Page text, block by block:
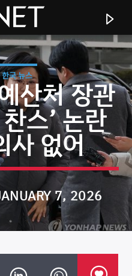
한국 뉴스
산처 장관
스’ 논란
사 없어
7, 2026